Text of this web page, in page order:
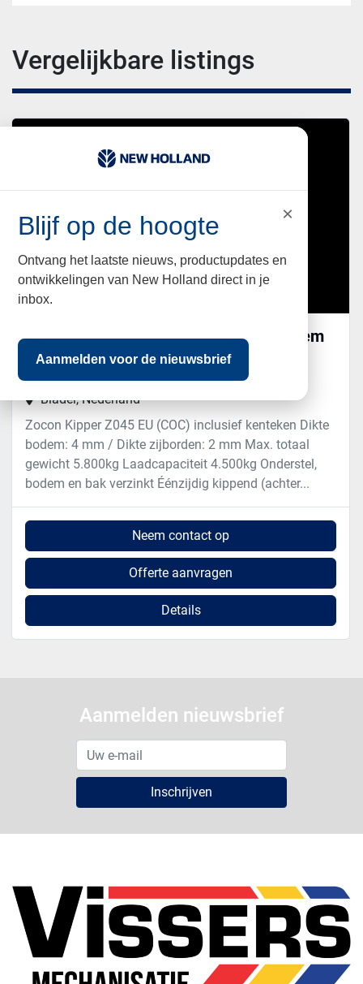
Vergelijkbare listings
2025 zocon KIPPER ZO45 met oplooprem
Vraag ons om de prijs
Bladel, Nederland
Zocon Kipper Z045 EU (COC) inclusief kenteken Dikte
bodem: 4 mm / Dikte zijborden: 2 mm Max. totaal
gewicht 5.800kg Laadcapaciteit 4.500kg Onderstel,
bodem en bak verzinkt Éénzijdig kippend (achter...
Neem contact op
Offerte aanvragen
Details
Aanmelden nieuwsbrief
Inschrijven
×
Blijf op de hoogte
Ontvang het laatste nieuws, productupdates en
ontwikkelingen van New Holland direct in je
inbox.
Aanmelden voor de nieuwsbrief